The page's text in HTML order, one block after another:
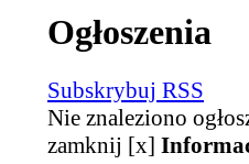
Ogłoszenia
Subskrybuj RSS
Nie znaleziono
zamknij [x]